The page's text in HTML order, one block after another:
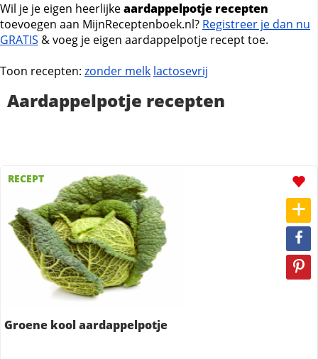
Wil je je eigen heerlijkeaardappelpotje recepten
toevoegen aan MijnReceptenboek.nl? Registreer je dan nu
GRATIS & voeg je eigen aardappelpotje recept toe.
Toon recepten: zonder melk lactosevrij
Aardappelpotje recepten
RECEPT
Groene kool aardappelpotje